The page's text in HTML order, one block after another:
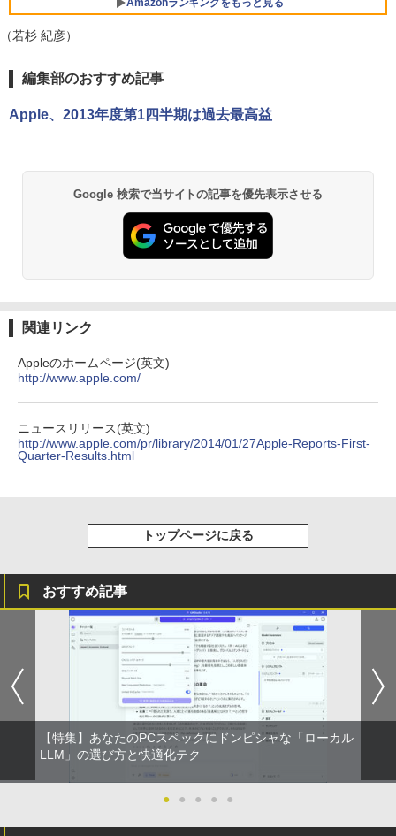
5
レビュー投稿 5年保証｜MS Office 2024
｜店長厳選 Lenovo ThinkPad 15.6型 Bl
PC Word Excel
￥11,999
5
【楽天1位常連・超800冠獲得】黒/白 モ
00Hz /180Hz/165Hz/100Hz ゲーミングモ
ニター 1ms応答 pcモニター パソコン モ
￥11,999
Amazonランキングをもっと見る
BRUCE WAYNE feat. Flo Milli, ATL Jacob
[Explicit]
￥250
BRUCE WAYNE feat. Flo Milli, ATL Jacob
[Explicit]
￥250
￥250
BUGS LIFE
【Amazon.co.jp限定】 い・ろ・は・す 2L P
ET ラベルレス ×8本
￥1,112
by Amazon 天然水 ラベルレス 500ml ×24本
富士山の天然水 バナジウム含有 水 ミネラル
ウォーター ペットボトル 静岡県産 500ミリリ
ットル (Smart Basic)
by Amazon 炭酸水 ラベルレス 500ml ×24本
強炭酸水 ペットボトル 500ミリリットル (Sm
art Basic)
コカ・コーラ やかんの麦茶 from 爽健美茶 ラ
薬屋のひとりごと 17巻 (デジタル版ビッグガ
ンガンコミックス)
￥770
異世界居酒屋「のぶ」(22) (角川コミックス・
エース)
￥832
コミックスDIGITAL)
￥572
スーパーの裏でヤニ吸うふたり 9巻 (デジタル
版ビッグガンガンコミックス)
（若杉 紀彦）
編集部のおすすめ記事
Apple、2013年度第1四半期は過去最高益
Google 検索で当サイトの記事を優先表示させる
関連リンク
Appleのホームページ(英文)
http://www.apple.com/
ニュースリリース(英文)
http://www.apple.com/pr/library/2014/01/27Apple-Reports-First-
Quarter-Results.html
トップページに戻る
おすすめ記事
【特集】あなたのPCスペックにドンピシャな「ローカル
LLM」の選び方と快適化テク
● ● ● ● ●